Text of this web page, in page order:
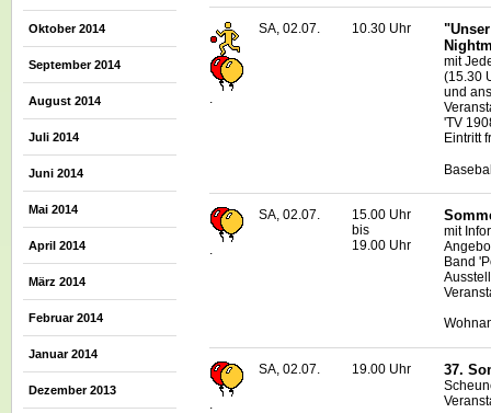
Oktober 2014
September 2014
August 2014
Juli 2014
Juni 2014
Mai 2014
April 2014
März 2014
Februar 2014
Januar 2014
Dezember 2013
.
SA, 02.07. 10.30 Uhr
mit
(15.30
und
'TV
Eintritt
.
SA, 02.07.
15.00 Uhr
bis
19.00 Uhr
mit
Band
.
SA, 02.07. 19.00 Uhr 37.